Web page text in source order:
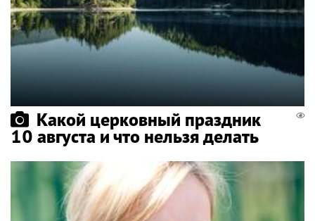
Какой церковный праздник
10 августа и что нельзя делать